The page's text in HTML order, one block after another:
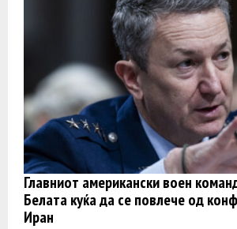
Главниот американски воен
Белата куќа да се повлече од
Иран